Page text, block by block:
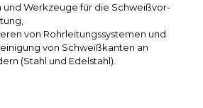
und Werkzeuge für die Schweißvor-
von Rohrleitungssystemen und
von Schweißkanten an
(Stahl und Edelstahl).